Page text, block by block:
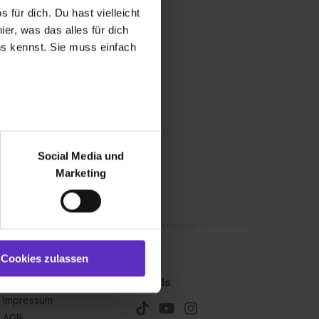
für dich. Du hast vielleicht
was das alles für dich
kennst. Sie muss einfach
bei Benutzung der
zu analysieren
soziale Medien, Werbung
Marketing“). Unsere
bereitgestellt hast oder die
auch damit
und hierfür
du nur bestimmte
Social Media und
Marketing
Cookies zulassen
Impressum
Socials